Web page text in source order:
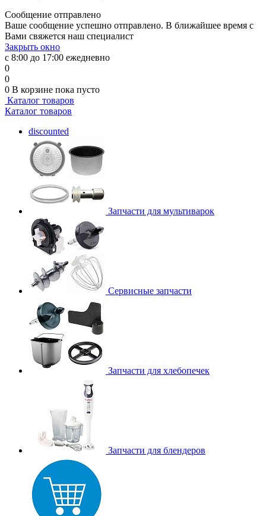
Сообщение отправлено
Ваше сообщение успешно отправлено. В ближайшее время с
Вами свяжется наш специалист
Закрыть окно
с 8:00 до 17:00 ежедневно
0
0
0 В корзине пока пусто
Каталог товаров
Каталог товаров
discounted
Запчасти для мультиварок
Сервисные запчасти
Запчасти для хлебопечек
Запчасти для блендеров